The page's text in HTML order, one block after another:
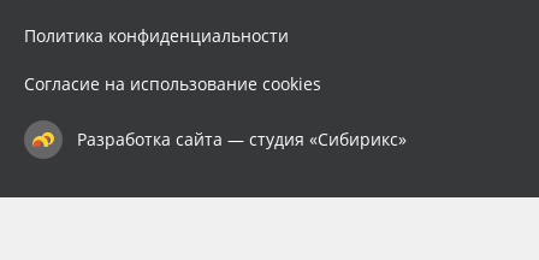
Политика конфиденциальности
Согласие на использование cookies
Разработка сайта — студия «Сибирикс»